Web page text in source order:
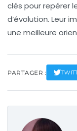
clés pour repérer
d’évolution. Leur
une meilleure
PARTAGER :